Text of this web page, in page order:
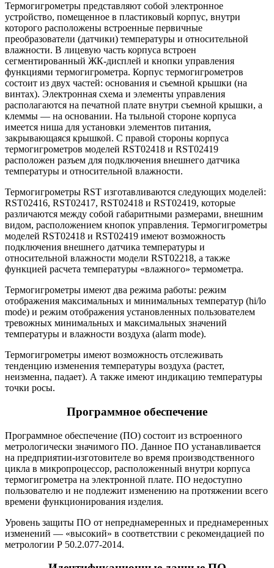
Термогигрометры представляют собой электронное
устройство, помещенное в пластиковый корпус, внутри
которого расположены встроенные первичные
преобразователи (датчики) температуры и относительной
влажности. В лицевую часть корпуса встроен
сегментированный ЖК-дисплей и кнопки управления
функциями термогигрометра. Корпус термогигрометров
состоит из двух частей: основания и съемной крышки (на
винтах). Электронная схема и элементы управления
располагаются на печатной плате внутри съемной крышки, а
клеммы — на основании. На тыльной стороне корпуса
имеется ниша для установки элементов питания,
закрывающаяся крышкой. С правой стороны корпуса
термогигрометров моделей RST02418 и RST02419
расположен разъем для подключения внешнего датчика
температуры и относительной влажности.
Термогигрометры RST изготавливаются следующих моделей:
RST02416, RST02417, RST02418 и RST02419, которые
различаются между собой габаритными размерами, внешним
видом, расположением кнопок управления. Термогигрометры
моделей RST02418 и RST02419 имеют возможность
подключения внешнего датчика температуры и
относительной влажности модели RST02218, а также
функцией расчета температуры «влажного» термометра.
Термогигрометры имеют два режима работы: режим
отображения максимальных и минимальных температур (hi/lo
mode) и режим отображения установленных пользователем
тревожных минимальных и максимальных значений
температуры и влажности воздуха (alarm mode).
Термогигрометры имеют возможность отслеживать
тенденцию изменения температуры воздуха (растет,
неизменна, падает). А также имеют индикацию температуры
точки росы.
Программное обеспечение
Программное обеспечение (ПО) состоит из встроенного
метрологически значимого ПО. Данное ПО устанавливается
на предприятии-изготовителе во время производственного
цикла в микропроцессор, расположенный внутри корпуса
термогигрометра на электронной плате. ПО недоступно
пользователю и не подлежит изменению на протяжении всего
времени функционирования изделия.
Уровень защиты ПО от непреднамеренных и преднамеренных
изменений — «высокий» в соответствии с рекомендацией по
метрологии Р 50.2.077-2014.